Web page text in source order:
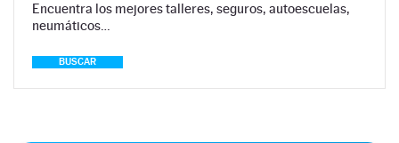
Encuentra los mejores talleres, seguros, autoescuelas,
neumáticos…
BUSCAR